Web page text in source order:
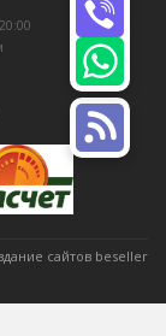
сайтов beseller